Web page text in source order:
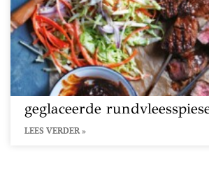
geglaceerde
LEES VERDER »